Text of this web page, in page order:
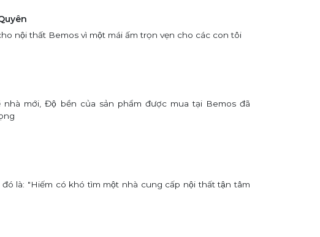
nội thất Bemos vì một mái ấm trọn vẹn cho các con tôi
mới, Độ bền của sản phẩm được mua tại Bemos đã
là: "Hiếm có khó tìm một nhà cung cấp nội thất tận tâm